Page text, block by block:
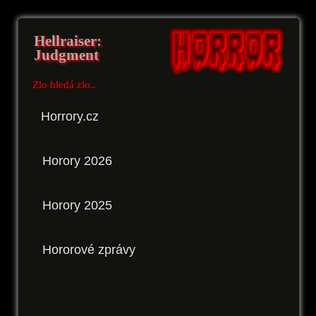
Hellraiser:
Judgment
Zlo hledá zlo..
Horrory.cz
Horory 2026
Horory 2025
Hororové zprávy